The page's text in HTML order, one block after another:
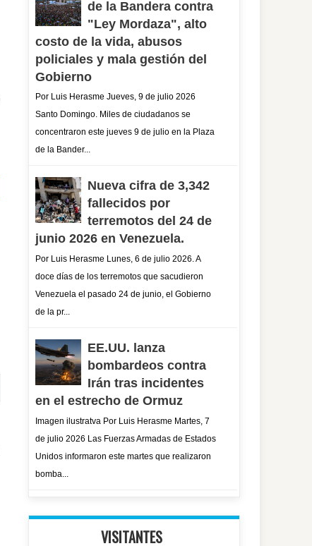
de la Bandera contra
"Ley Mordaza", alto
costo de la vida, abusos
policiales y mala gestión del
Gobierno
Por Luis Herasme Jueves, 9 de julio 2026
Santo Domingo. Miles de ciudadanos se
concentraron este jueves 9 de julio en la Plaza
de la Bander...
Nueva cifra de 3,342
fallecidos por
terremotos del 24 de
junio 2026 en Venezuela.
Por Luis Herasme Lunes, 6 de julio 2026. A
doce días de los terremotos que sacudieron
Venezuela el pasado 24 de junio, el Gobierno
de la pr...
EE.UU. lanza
bombardeos contra
Irán tras incidentes
en el estrecho de Ormuz
Imagen ilustratva Por Luis Herasme Martes, 7
de julio 2026 Las Fuerzas Armadas de Estados
Unidos informaron este martes que realizaron
bomba...
VISITANTES